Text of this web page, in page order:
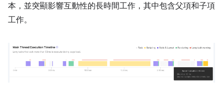
本，並突顯影響互動性的長時間工作，其中包含父項和子項
工作。